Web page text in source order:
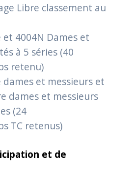
Libre classement au
4004N Dames et
à 5 séries (40
retenu)
dames et messieurs et
dames et messieurs
(24
TC retenus)
et de